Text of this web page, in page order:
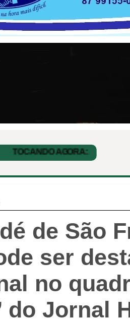
de São
ser
no
do Jornal